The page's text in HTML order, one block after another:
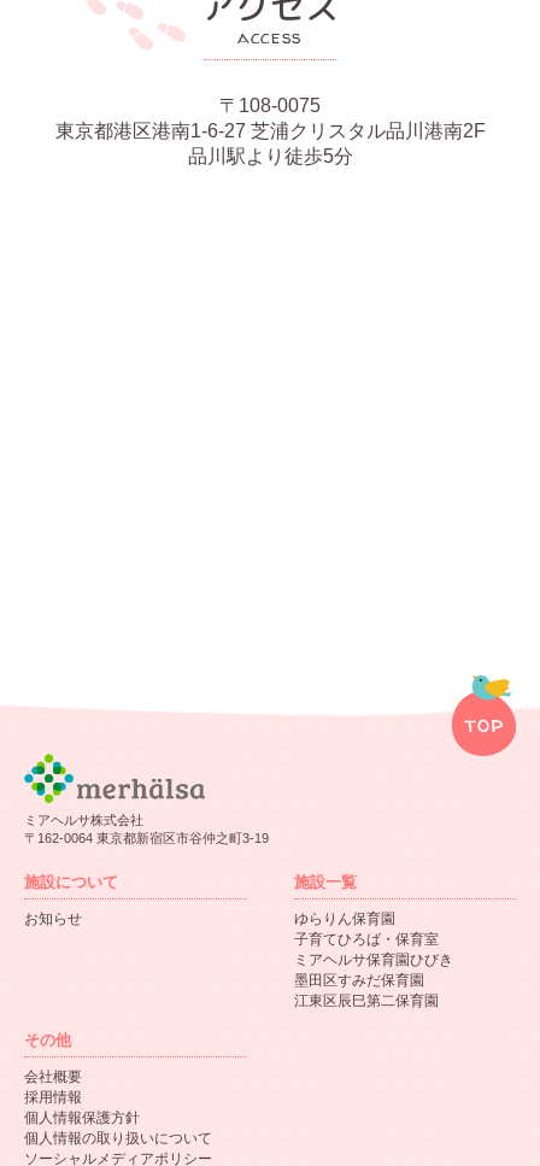
access
〒108-0075
東京都港区港南1-6-27 芝浦クリスタル品川港南2F
品川駅より徒歩5分
ミアヘルサ株式会社
〒162-0064 東京都新宿区市谷仲之町3-19
施設について
お知らせ
施設一覧
ゆらりん保育園
子育てひろば・保育室
ミアヘルサ保育園ひびき
墨田区すみだ保育園
江東区辰巳第二保育園
その他
会社概要
採用情報
個人情報保護方針
個人情報の取り扱いについて
ソーシャルメディアポリシー